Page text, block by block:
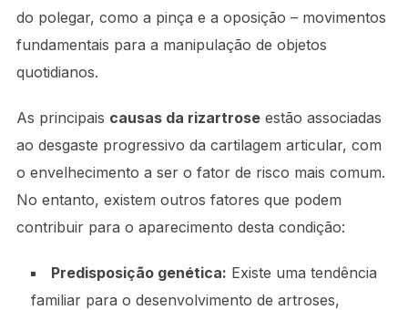
do polegar, como a pinça e a oposição – movimentos
fundamentais para a manipulação de objetos
quotidianos.
As principais causas da rizartroseestão associadas
ao desgaste progressivo da cartilagem articular, com
o envelhecimento a ser o fator de risco mais comum.
No entanto, existem outros fatores que podem
contribuir para o aparecimento desta condição:
Predisposição genética: Existe uma tendência
familiar para o desenvolvimento de artroses,